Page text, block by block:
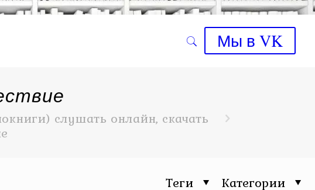
Мы в VK
слушать онлайн, скачать
Категории
Теги